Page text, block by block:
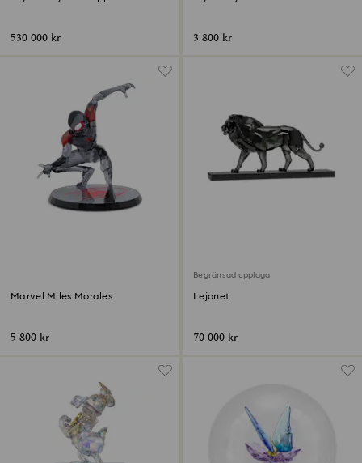
530 000 kr 3 800 kr
Marvel Miles Morales
5 800 kr
Begränsad upplaga
Lejonet
70 000 kr